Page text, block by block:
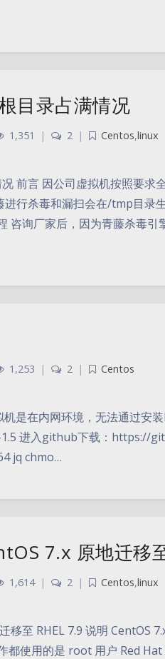
目录占满情况
1,351 | 2 | Centos,linux
前言 因公司虚拟机按照要求
行杀毒和漏扫会在/tmp目录
咨询厂家后，因为青藤杀毒
1,253 | 2 |
Centos
是在内网环境，无法通过安
1.5 进入github下载：https://
jq chmo…
7.x 原地迁移
1,614 | 2 | Centos,linux
移至 RHEL 7.9 说明 CentOS
都使用的是 root 用户 Red